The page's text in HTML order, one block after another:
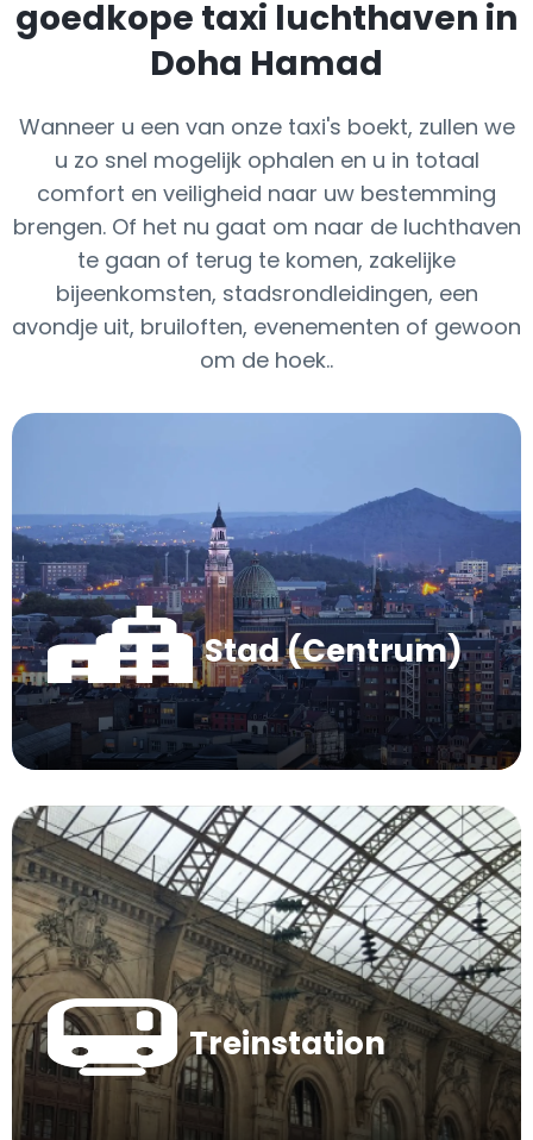
goedkope taxi luchthaven in
Doha Hamad
Wanneer u een van onze taxi's boekt, zullen we
u zo snel mogelijk ophalen en u in totaal
comfort en veiligheid naar uw bestemming
brengen. Of het nu gaat om naar de luchthaven
te gaan of terug te komen, zakelijke
bijeenkomsten, stadsrondleidingen, een
avondje uit, bruiloften, evenementen of gewoon
om de hoek..
Stad (Centrum)
Treinstation